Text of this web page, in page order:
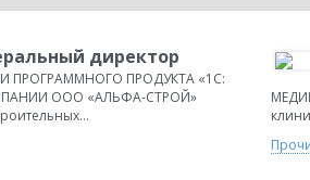
директор
ПРОГРАММНОГО ПРОДУКТА «1С:
ООО «АЛЬФА-СТРОЙ»